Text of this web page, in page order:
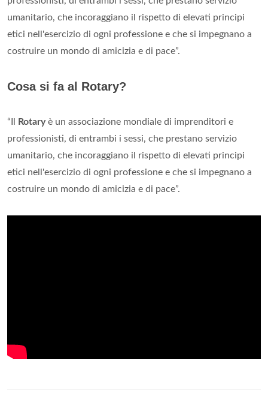
umanitario, che incoraggiano il rispetto di elevati principi
etici nell'esercizio di ogni professione e che si impegnano a
costruire un mondo di amicizia e di pace”.
Cosa si fa al Rotary?
“Il Rotaryè un associazione mondiale di imprenditori e
professionisti, di entrambi i sessi, che prestano servizio
umanitario, che incoraggiano il rispetto di elevati principi
etici nell'esercizio di ogni professione e che si impegnano a
costruire un mondo di amicizia e di pace”.